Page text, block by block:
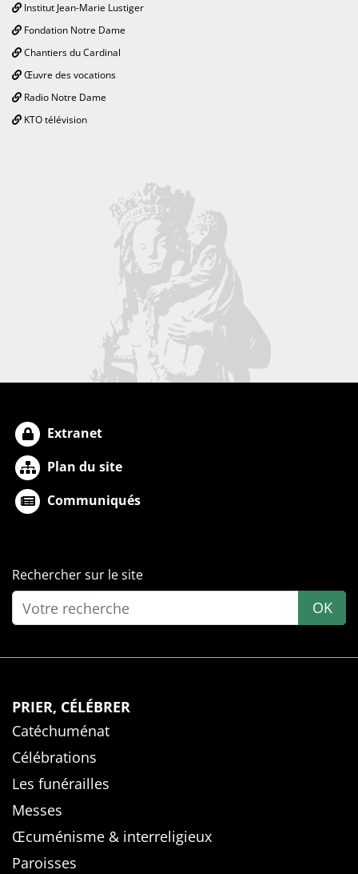
Institut Jean-Marie Lustiger
Fondation Notre Dame
Chantiers du Cardinal
Œuvre des vocations
Radio Notre Dame
KTO télévision
Extranet
Plan du site
Communiqués
Rechercher sur le site
OK
PRIER, CÉLÉBRER
Catéchuménat
Célébrations
Les funérailles
Messes
Œcuménisme & interreligieux
Paroisses